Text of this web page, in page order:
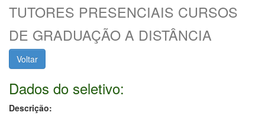
TUTORES PRESENCIAIS CURSOS
DE GRADUAÇÃO A DISTÂNCIA
Voltar
Dados do seletivo:
Descrição: